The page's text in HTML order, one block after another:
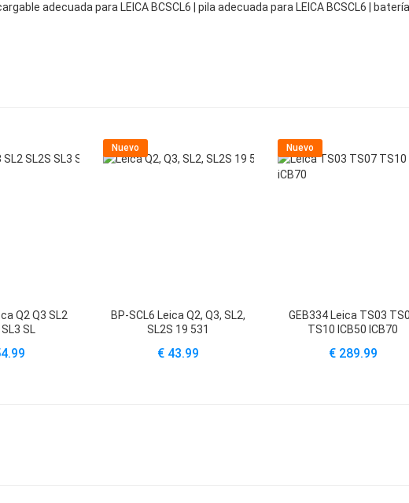
adecuada para LEICA BCSCL6 | pila adecuada para LEICA BCSCL6 |
Q2 Q3 SL2
SL
Nuevo
BP-SCL6 Leica Q2, Q3, SL2,
SL2S 19 531
€ 43.99
Nuevo
GEB334 Leica TS03
TS10 ICB50 ICB70
€ 289.99